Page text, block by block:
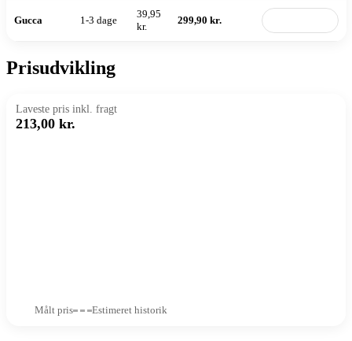
Gucca 1-3 dage
39,95
kr.
299,90 kr.
Prisudvikling
Laveste pris inkl. fragt
213,00 kr.
Målt pris Estimeret historik